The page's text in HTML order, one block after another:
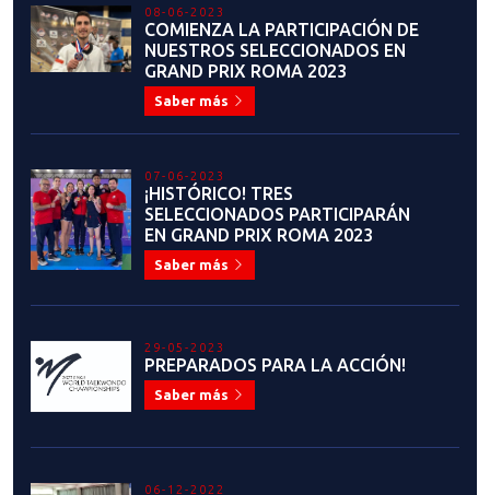
08-06-2023
COMIENZA LA PARTICIPACIÓN DE
NUESTROS SELECCIONADOS EN
GRAND PRIX ROMA 2023
Saber más
07-06-2023
¡HISTÓRICO! TRES
SELECCIONADOS PARTICIPARÁN
EN GRAND PRIX ROMA 2023
Saber más
29-05-2023
PREPARADOS PARA LA ACCIÓN!
Saber más
06-12-2022